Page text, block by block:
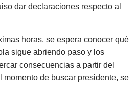
dar declaraciones respecto al
horas, se espera conocer qué
sigue abriendo paso y los
consecuencias a partir del
momento de buscar presidente, se